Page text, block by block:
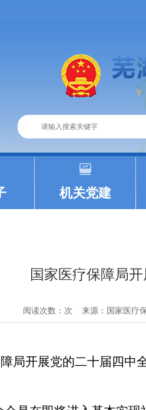
机关党建
国家医疗保障局
阅读次数：次 来源：国家医疗
局开展党的二十届四中